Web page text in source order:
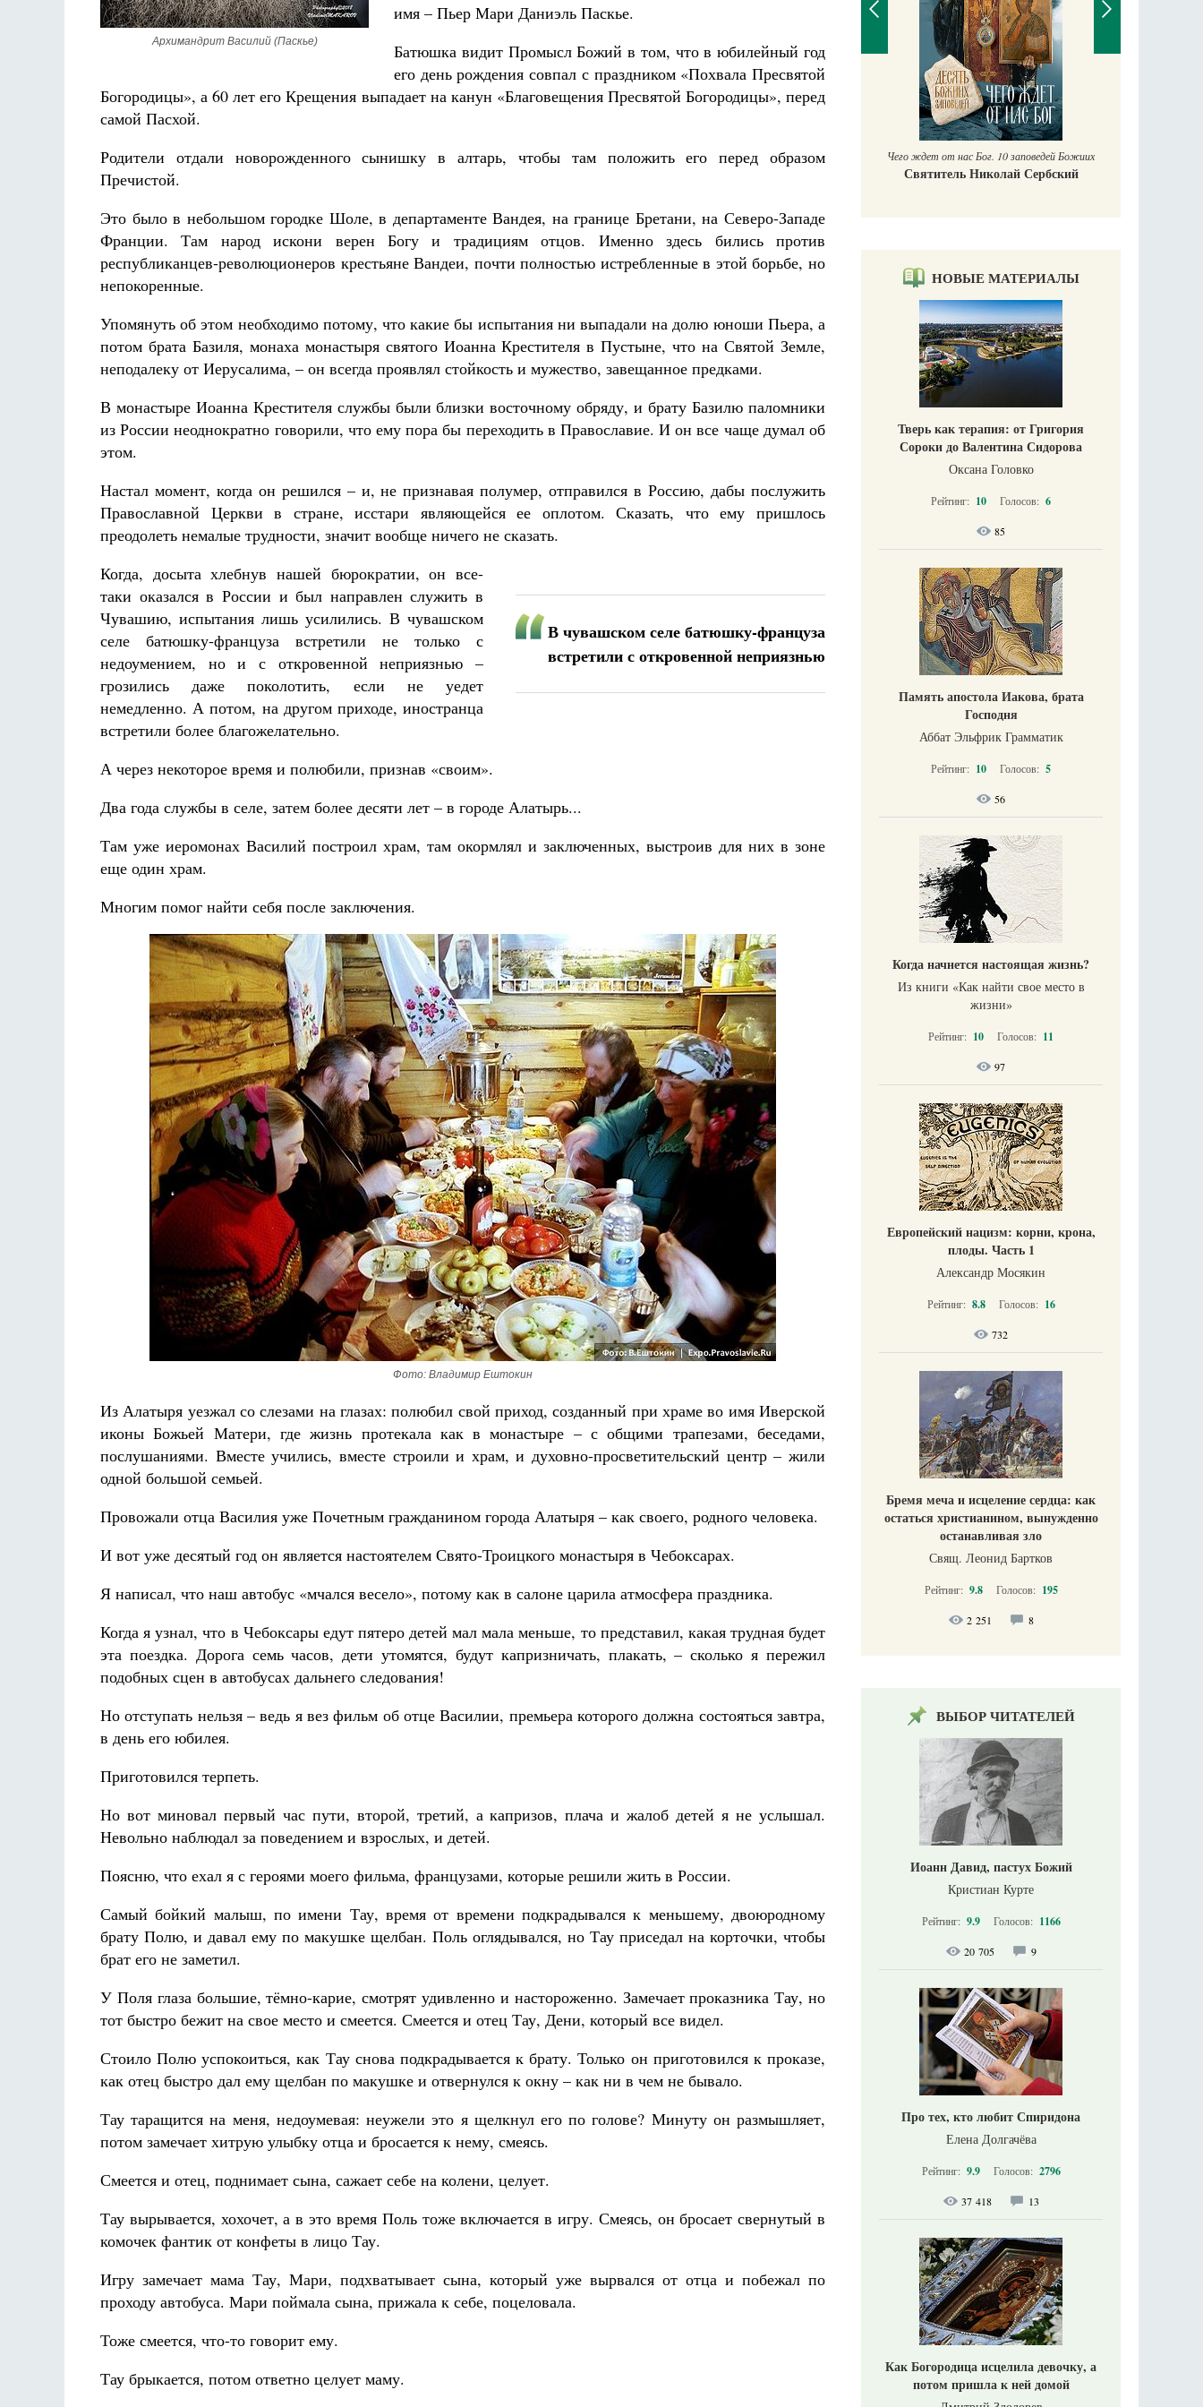
Архимандрит Василий (Паскье)
имя – Пьер Мари Даниэль Паскье.
Батюшка видит Промысл Божий в том, что в юбилейный год
его день рождения совпал с праздником «Похвала Пресвятой
Богородицы», а 60 лет его Крещения выпадает на канун «Благовещения Пресвятой Богородицы», перед
самой Пасхой.
Родители отдали новорожденного сынишку в алтарь, чтобы там положить его перед образом
Пречистой.
Это было в небольшом городке Шоле, в департаменте Вандея, на границе Бретани, на Северо-Западе
Франции. Там народ искони верен Богу и традициям отцов. Именно здесь бились против
республиканцев-революционеров крестьяне Вандеи, почти полностью истребленные в этой борьбе, но
непокоренные.
Упомянуть об этом необходимо потому, что какие бы испытания ни выпадали на долю юноши Пьера, а
потом брата Базиля, монаха монастыря святого Иоанна Крестителя в Пустыне, что на Святой Земле,
неподалеку от Иерусалима, – он всегда проявлял стойкость и мужество, завещанное предками.
В монастыре Иоанна Крестителя службы были близки восточному обряду, и брату Базилю паломники
из России неоднократно говорили, что ему пора бы переходить в Православие. И он все чаще думал об
этом.
Настал момент, когда он решился – и, не признавая полумер, отправился в Россию, дабы послужить
Православной Церкви в стране, исстари являющейся ее оплотом. Сказать, что ему пришлось
преодолеть немалые трудности, значит вообще ничего не сказать.
В чувашском селе батюшку-француза
встретили с откровенной неприязнью
Когда, досыта хлебнув нашей бюрократии, он все-
таки оказался в России и был направлен служить в
Чувашию, испытания лишь усилились. В чувашском
селе батюшку-француза встретили не только с
недоумением, но и с откровенной неприязнью –
грозились даже поколотить, если не уедет
немедленно. А потом, на другом приходе, иностранца
встретили более благожелательно.
А через некоторое время и полюбили, признав «своим».
Два года службы в селе, затем более десяти лет – в городе Алатырь...
Там уже иеромонах Василий построил храм, там окормлял и заключенных, выстроив для них в зоне
еще один храм.
Многим помог найти себя после заключения.
Фото: Владимир Ештокин
Из Алатыря уезжал со слезами на глазах: полюбил свой приход, созданный при храме во имя Иверской
иконы Божьей Матери, где жизнь протекала как в монастыре – с общими трапезами, беседами,
послушаниями. Вместе учились, вместе строили и храм, и духовно-просветительский центр – жили
одной большой семьей.
Провожали отца Василия уже Почетным гражданином города Алатыря – как своего, родного человека.
И вот уже десятый год он является настоятелем Свято-Троицкого монастыря в Чебоксарах.
Я написал, что наш автобус «мчался весело», потому как в салоне царила атмосфера праздника.
Когда я узнал, что в Чебоксары едут пятеро детей мал мала меньше, то представил, какая трудная будет
эта поездка. Дорога семь часов, дети утомятся, будут капризничать, плакать, – сколько я пережил
подобных сцен в автобусах дальнего следования!
Но отступать нельзя – ведь я вез фильм об отце Василии, премьера которого должна состояться завтра,
в день его юбилея.
Приготовился терпеть.
Но вот миновал первый час пути, второй, третий, а капризов, плача и жалоб детей я не услышал.
Невольно наблюдал за поведением и взрослых, и детей.
Поясню, что ехал я с героями моего фильма, французами, которые решили жить в России.
Самый бойкий малыш, по имени Тау, время от времени подкрадывался к меньшему, двоюродному
брату Полю, и давал ему по макушке щелбан. Поль оглядывался, но Тау приседал на корточки, чтобы
брат его не заметил.
У Поля глаза большие, тёмно-карие, смотрят удивленно и настороженно. Замечает проказника Тау, но
тот быстро бежит на свое место и смеется. Смеется и отец Тау, Дени, который все видел.
Стоило Полю успокоиться, как Тау снова подкрадывается к брату. Только он приготовился к проказе,
как отец быстро дал ему щелбан по макушке и отвернулся к окну – как ни в чем не бывало.
Тау таращится на меня, недоумевая: неужели это я щелкнул его по голове? Минуту он размышляет,
потом замечает хитрую улыбку отца и бросается к нему, смеясь.
Смеется и отец, поднимает сына, сажает себе на колени, целует.
Тау вырывается, хохочет, а в это время Поль тоже включается в игру. Смеясь, он бросает свернутый в
комочек фантик от конфеты в лицо Тау.
Игру замечает мама Тау, Мари, подхватывает сына, который уже вырвался от отца и побежал по
проходу автобуса. Мари поймала сына, прижала к себе, поцеловала.
Тоже смеется, что-то говорит ему.
Тау брыкается, потом ответно целует маму.
Фредерика де Грааф Как найти своё место в жизни Чего ждет от нас Бог. 10 заповедей Божиих
Святитель Николай Сербский
НОВЫЕ МАТЕРИАЛЫ
Тверь как терапия: от Григория
Сороки до Валентина Сидорова
Оксана Головко
Рейтинг: 10 Голосов: 6
85
Память апостола Иакова, брата
Господня
Аббат Эльфрик Грамматик
Рейтинг: 10 Голосов: 5
56
Когда начнется настоящая жизнь?
Из книги «Как найти свое место в
жизни​»
Рейтинг: 10 Голосов: 11
97
Европейский нацизм: корни, крона,
плоды. Часть 1
Александр Мосякин
Рейтинг: 8.8 Голосов: 16
732
Бремя меча и исцеление сердца: как
остаться христианином, вынужденно
останавливая зло
Свящ. Леонид Бартков
Рейтинг: 9.8 Голосов: 195
2 251 8
ВЫБОР ЧИТАТЕЛЕЙ
Иоанн Давид, пастух Божий
Кристиан Курте
Рейтинг: 9.9 Голосов: 1166
20 705 9
Про тех, кто любит Спиридона
Елена Долгачёва
Рейтинг: 9.9 Голосов: 2796
37 418 13
Как Богородица исцелила девочку, а
потом пришла к ней домой